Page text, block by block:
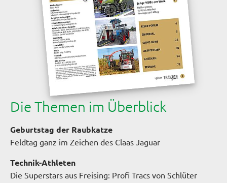
Die Themen im Überblick
Geburtstag der Raubkatze
Feldtag ganz im Zeichen des Claas Jaguar
Technik-Athleten
Die Superstars aus Freising: Profi Tracs von Schlüter